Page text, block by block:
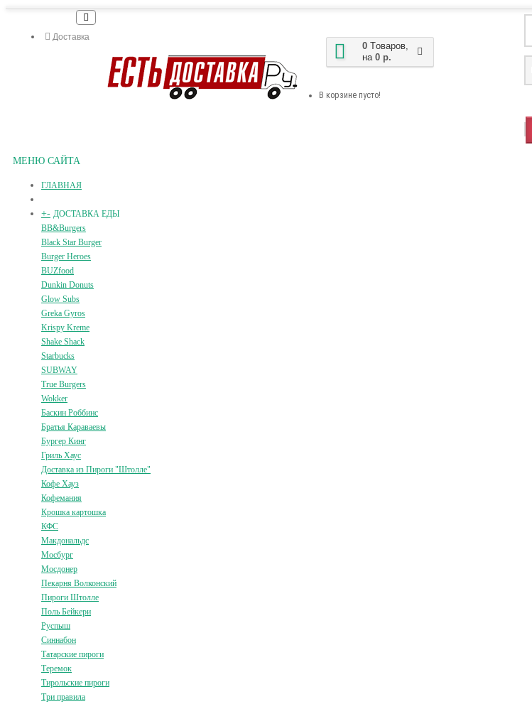
Доставка
0 Tоваров,
на 0 р.
В корзине пусто!
МЕНЮ САЙТА
ГЛАВНАЯ
+- ДОСТАВКА ЕДЫ
BB&Burgers
Black Star Burger
Burger Heroes
BUZfood
Dunkin Donuts
Glow Subs
Greka Gyros
Krispy Kreme
Shake Shack
Starbucks
SUBWAY
True Burgers
Wokker
Баскин Роббинс
Братья Караваевы
Бургер Кинг
Гриль Хаус
Доставка из Пироги "Штолле"
Кофе Хауз
Кофемания
Крошка картошка
КФС
Макдональдс
Мосбург
Мосдонер
Пекарня Волконский
Пироги Штолле
Поль Бейкери
Руспыш
Синнабон
Татарские пироги
Теремок
Тирольские пироги
Три правила